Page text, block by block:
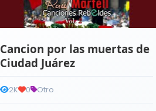
Cancion por las muertas de
Ciudad Juárez
2K 0 Otro